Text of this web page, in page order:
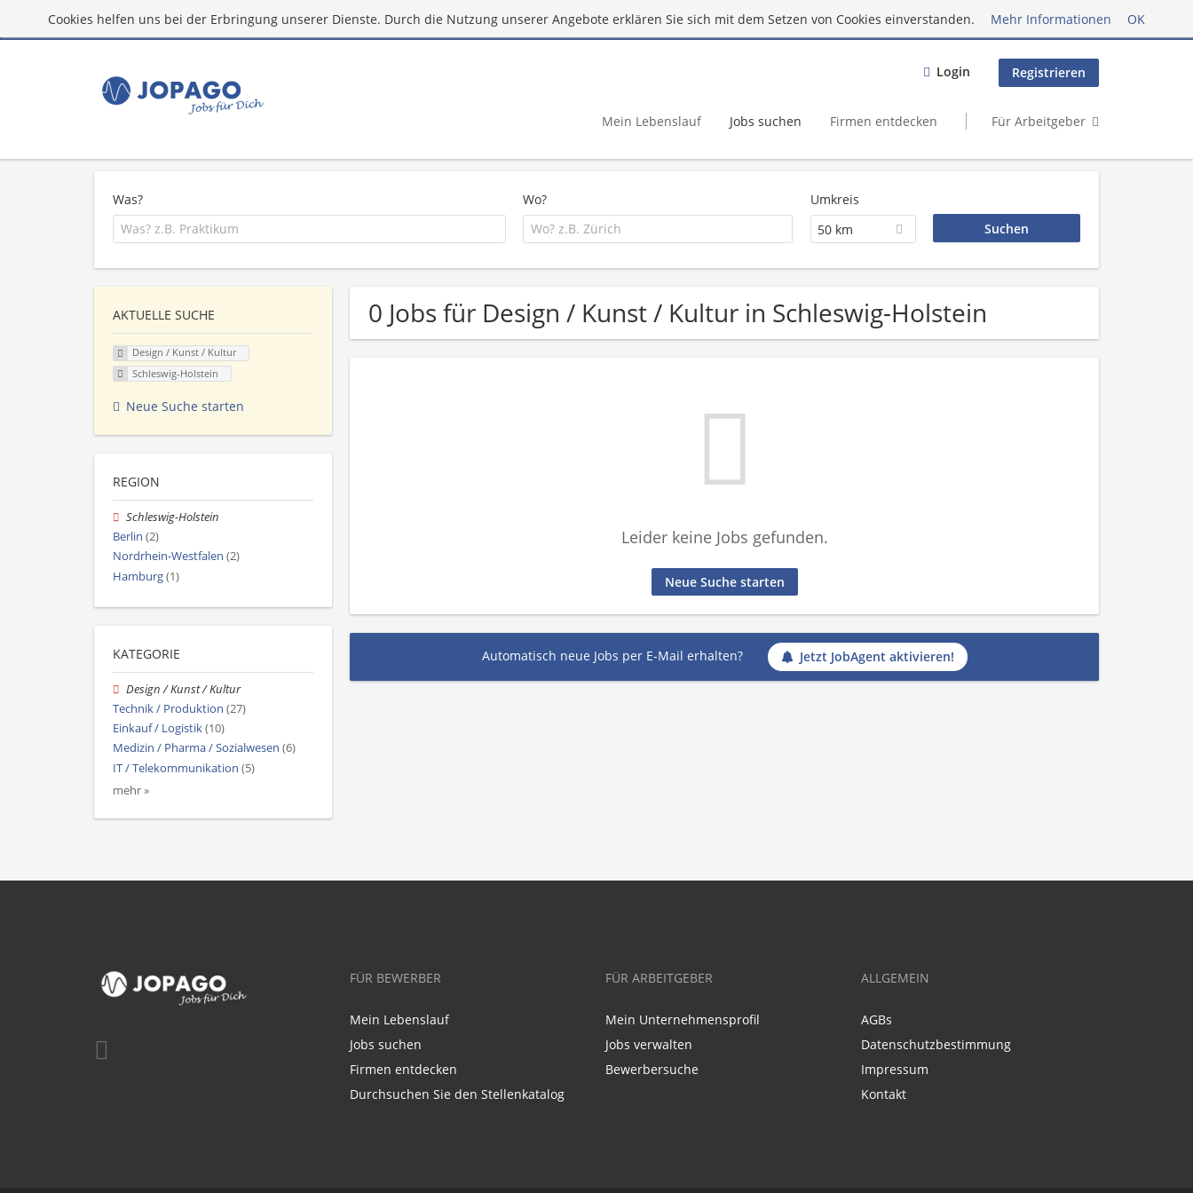
Cookies helfen uns bei der Erbringung unserer Dienste. Durch die Nutzung unserer Angebote erklären Sie sich mit dem Setzen von Cookies einverstanden. Mehr Informationen OK
Login Registrieren
Mein Lebenslauf Jobs suchen Firmen entdecken Für Arbeitgeber
Was? Wo?
Umkreis
50 km
0 Jobs für Design / Kunst / Kultur in Schleswig-Holstein
Leider keine Jobs gefunden.
Neue Suche starten
Automatisch neue Jobs per E-Mail erhalten? Jetzt JobAgent aktivieren!
AKTUELLE SUCHE
Design / Kunst / Kultur
Schleswig-Holstein
Neue Suche starten
REGION
Schleswig-Holstein
Berlin (2)
Nordrhein-Westfalen (2)
Hamburg(1)
KATEGORIE
Design / Kunst / Kultur
Technik / Produktion (27)
Einkauf / Logistik(10)
Medizin / Pharma / Sozialwesen (6)
IT / Telekommunikation (5)
mehr »
FÜR BEWERBER
Mein Lebenslauf
Jobs suchen
Firmen entdecken
Durchsuchen Sie den Stellenkatalog
FÜR ARBEITGEBER
Mein Unternehmensprofil
Jobs verwalten
Bewerbersuche
ALLGEMEIN
AGBs
Datenschutzbestimmung
Impressum
Kontakt